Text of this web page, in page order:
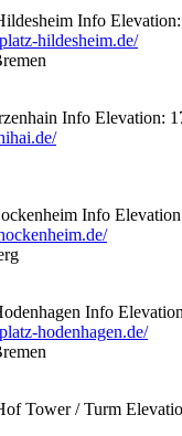
Info
hildesheim.de/
Info Elevation:
Info
Info
hodenhagen.de/
Tower / Turm